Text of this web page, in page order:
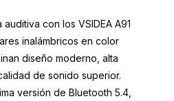
con los VSIDEA A91
inalámbricos en color
diseño moderno, alta
de sonido superior.
versión de Bluetooth 5.4,